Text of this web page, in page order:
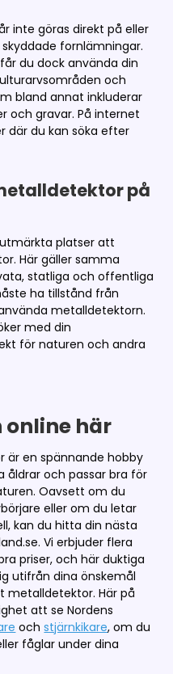
inte göras direkt på eller
fornlämningar.
du dock använda din
och
bland annat inkluderar
och gravar. På internet
där du kan söka efter
på
platser att
Här gäller samma
statliga och offentliga
ha tillstånd från
metalldetektorn.
med din
för naturen och andra
här
är en spännande hobby
åldrar och passar bra för
Oavsett om du
eller om du letar
kan du hitta din nästa
Vi erbjuder flera
priser, och här duktiga
utifrån dina önskemål
metalldetektor. Här på
att se Nordens
ochstjärnkikare, om du
fåglar under dina